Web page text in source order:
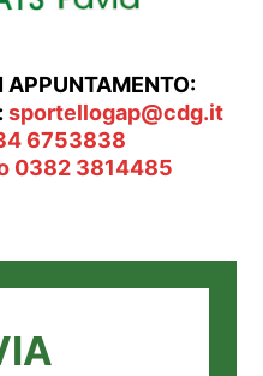
APPUNTAMENTO:
sportellogap@cdg.it
6753838
0382 3814485